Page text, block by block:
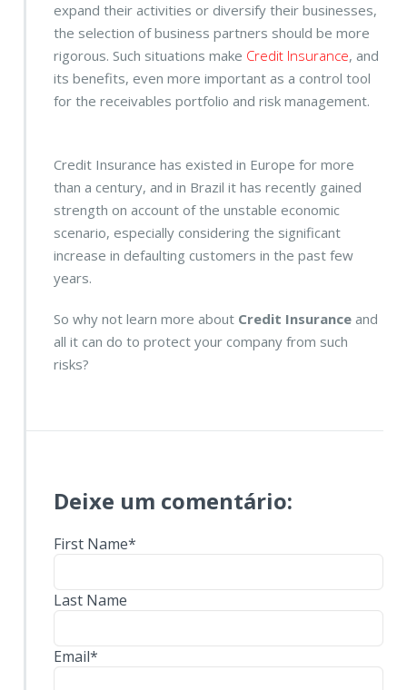
expand their activities or diversify their businesses,
the selection of business partners should be more
rigorous. Such situations make Credit Insurance, and
its benefits, even more important as a control tool
for the receivables portfolio and risk management.
Credit Insurance has existed in Europe for more
than a century, and in Brazil it has recently gained
strength on account of the unstable economic
scenario, especially considering the significant
increase in defaulting customers in the past few
years.
So why not learn more about Credit Insurance and
all it can do to protect your company from such
risks?
Deixe um comentário:
First Name*
Last Name
Email*